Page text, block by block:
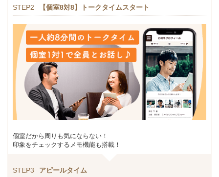
STEP2 【個室8対8】トークタイムスタート
個室だから周りも気にならない！
印象をチェックするメモ機能も搭載！
STEP3 アピールタイム